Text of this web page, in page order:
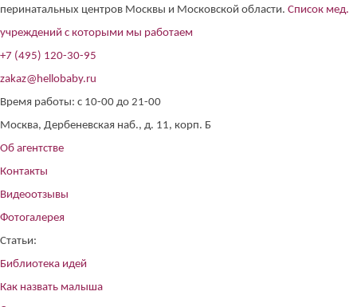
перинатальных центров Москвы и Московской области. Список мед.
учреждений с которыми мы работаем
+7 (495) 120-30-95
zakaz@hellobaby.ru
Время работы: с 10-00 до 21-00
Москва, Дербеневская наб., д. 11, корп. Б
Об агентстве
Контакты
Видеоотзывы
Фотогалерея
Статьи:
Библиотека идей
Как назвать малыша